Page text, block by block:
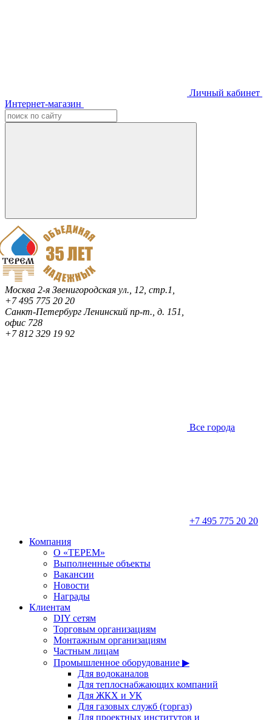
Личный кабинет
Интернет-магазин
Москва 2-я Звенигородская ул., 12, стр.1,
+7 495 775 20 20
Санкт-ПетербургЛенинский пр-т., д. 151,
офис 728
+7 812 329 19 92
Все города
+7 495 775 20 20
Компания
О «ТЕРЕМ»
Выполненные объекты
Вакансии
Новости
Награды
Клиентам
DIY сетям
Торговым организациям
Монтажным организациям
Частным лицам
Промышленное оборудование ▶
Для водоканалов
Для теплоснабжающих компаний
Для ЖКХ и УК
Для газовых служб (горгаз)
Для проектных институтов и